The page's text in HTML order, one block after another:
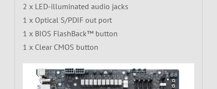
2 x LED-illuminated audio jacks
1 x Optical S/PDIF out port
1 x BIOS FlashBack™ button
1 x Clear CMOS button